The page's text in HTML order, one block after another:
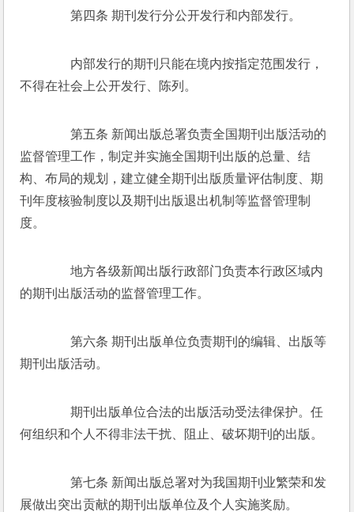
第四条 期刊发行分公开发行和内部发行。
内部发行的期刊只能在境内按指定范围发行，
不得在社会上公开发行、陈列。
第五条 新闻出版总署负责全国期刊出版活动的
监督管理工作，制定并实施全国期刊出版的总量、结
构、布局的规划，建立健全期刊出版质量评估制度、期
刊年度核验制度以及期刊出版退出机制等监督管理制
度。
地方各级新闻出版行政部门负责本行政区域内
的期刊出版活动的监督管理工作。
第六条 期刊出版单位负责期刊的编辑、出版等
期刊出版活动。
期刊出版单位合法的出版活动受法律保护。任
何组织和个人不得非法干扰、阻止、破坏期刊的出版。
第七条 新闻出版总署对为我国期刊业繁荣和发
展做出突出贡献的期刊出版单位及个人实施奖励。